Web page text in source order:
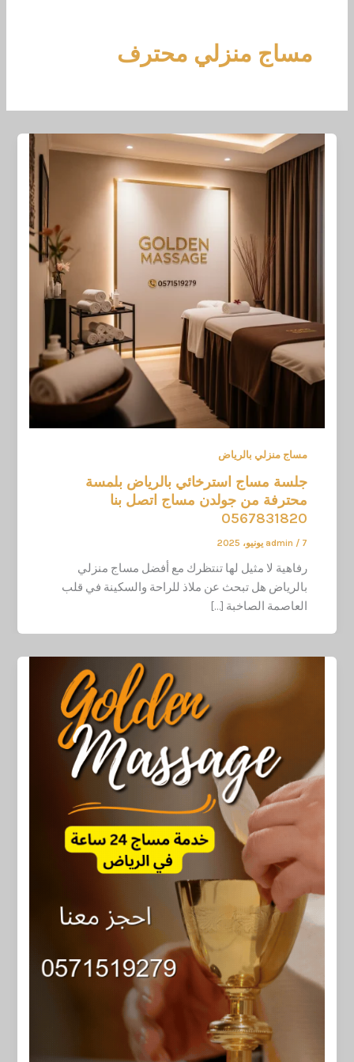
مساج منزلي محترف
مساج منزلي بالرياض
جلسة مساج استرخائي بالرياض بلمسة
محترفة من جولدن مساج اتصل بنا
0567831820
admin / 7 يونيو، 2025
رفاهية لا مثيل لها تنتظرك مع أفضل مساج منزلي
بالرياض هل تبحث عن ملاذ للراحة والسكينة في قلب
العاصمة الصاخبة […]